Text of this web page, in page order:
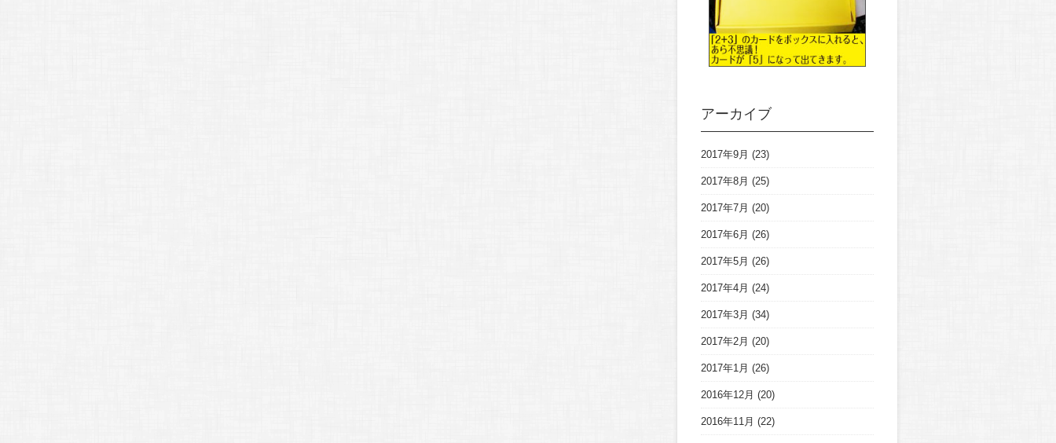
アーカイブ
2017年9月 (23)
2017年8月 (25)
2017年7月 (20)
2017年6月 (26)
2017年5月 (26)
2017年4月 (24)
2017年3月 (34)
2017年2月 (20)
2017年1月 (26)
2016年12月 (20)
2016年11月 (22)